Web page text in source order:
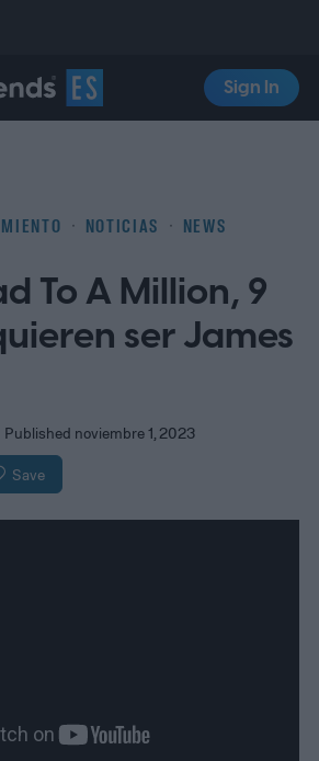
Español
Sign In
NOTICIAS NEWS
To A Million, 9
ser James
Published noviembre 1, 2023
Save